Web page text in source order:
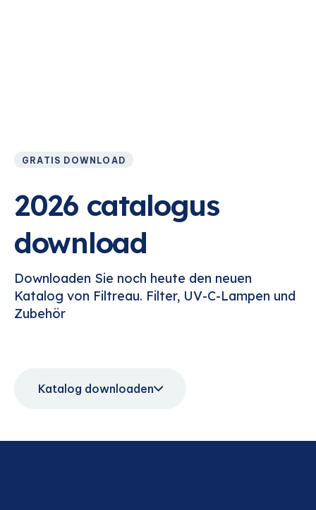
GRATIS DOWNLOAD
2026 catalogus
download
Downloaden Sie noch heute den neuen
Katalog von Filtreau. Filter, UV-C-Lampen und
Zubehör
Katalog downloaden